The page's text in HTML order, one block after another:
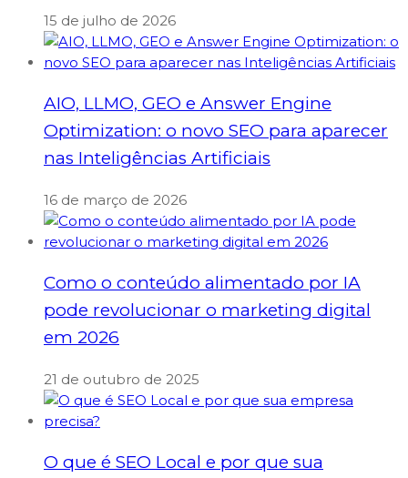
15 de julho de 2026
AIO, LLMO, GEO e Answer Engine
Optimization: o novo SEO para aparecer
nas Inteligências Artificiais
16 de março de 2026
Como o conteúdo alimentado por IA
pode revolucionar o marketing digital
em 2026
21 de outubro de 2025
O que é SEO Local e por que sua